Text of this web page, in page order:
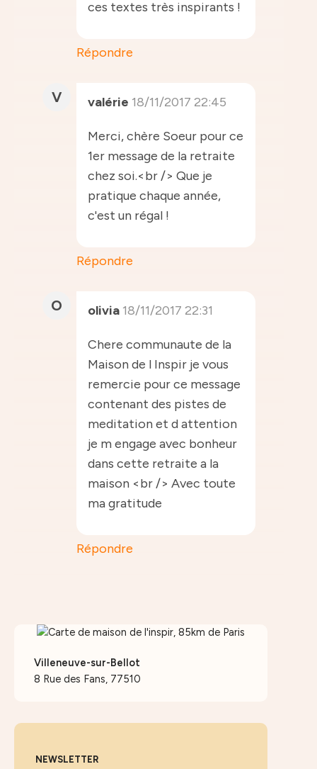
ces textes très inspirants !
Répondre
V valérie 18/11/2017 22:45
Merci, chère Soeur pour ce
1er message de la retraite
chez soi.<br /> Que je
pratique chaque année,
c'est un régal !
Répondre
O olivia 18/11/2017 22:31
Chere communaute de la
Maison de l Inspir je vous
remercie pour ce message
contenant des pistes de
meditation et d attention
je m engage avec bonheur
dans cette retraite a la
maison <br /> Avec toute
ma gratitude
Répondre
Villeneuve-sur-Bellot
8 Rue des Fans, 77510
NEWSLETTER